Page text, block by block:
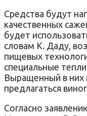
Средства будут
качественных
будет
словам К. Даду,
пищевых
специальные
Выращенный в них
предлагаться
Согласно